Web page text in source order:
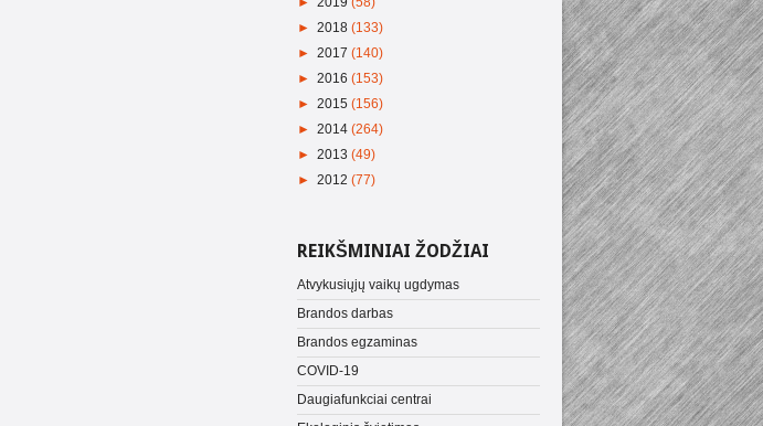
► 2018 (133)
► 2017 (140)
► 2016 (153)
► 2015 (156)
► 2014 (264)
► 2013 (49)
► 2012 (77)
REIKŠMINIAI ŽODŽIAI
Atvykusiųjų vaikų ugdymas
Brandos darbas
Brandos egzaminas
COVID-19
Daugiafunkciai centrai